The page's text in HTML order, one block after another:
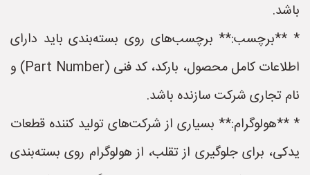
باشد.
* **برچسب:** برچسب‌های روی بسته‌بندی باید دارای
اطلاعات کامل محصول، بارکد، کد فنی (Part Number) و
نام تجاری شرکت سازنده باشد.
* **هولوگرام:** بسیاری از شرکت‌های تولید کننده قطعات
یدکی، برای جلوگیری از تقلب، از هولوگرام روی بسته‌بندی